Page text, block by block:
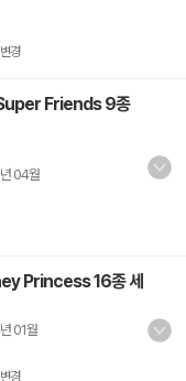
변경
Friends 9종
04월
Princess 16종 세
01월
변경